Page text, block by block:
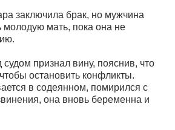
заключила брак, но мужчина
молодую мать, пока она не
признал вину, пояснив, что
остановить конфликты.
в содеянном, помирился с
она вновь беременна и